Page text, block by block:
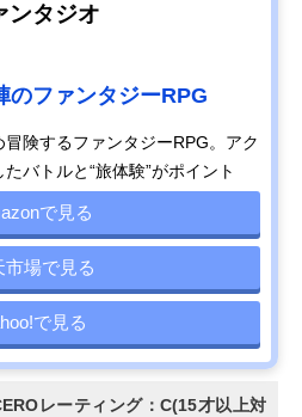
ンタジオ
のファンタジーRPG
険するファンタジーRPG。アク
バトルと“旅体験”がポイント
で見る
市場で見る
で見る
レーティング：C(15才以上対